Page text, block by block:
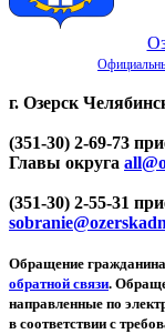
г. Озерск
(351-30) 2-69-73
Главы округа
(351-30) 2-55-31
Обращение
обратной связи.
направленные по
в соответствии с